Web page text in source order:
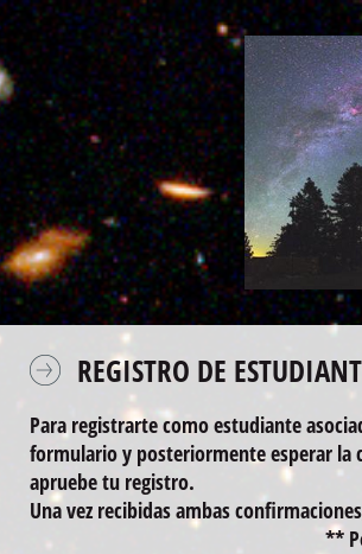
REGISTRO DE
Para registrarte como estudiante
formulario y posteriormente esperar la
apruebe tu registro.
Una vez recibidas ambas
**